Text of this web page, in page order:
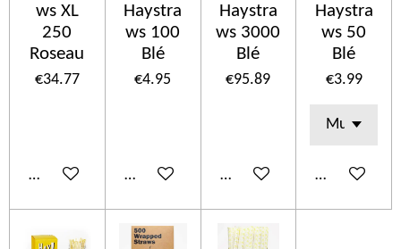
ws XL
250
Roseau
€34.77
Add to cart
Haystra
ws 100
Blé
€4.95
Add to cart
Haystra
ws 3000
Blé
€95.89
Add to cart
Haystra
ws 50
Blé
€3.99
Add to cart